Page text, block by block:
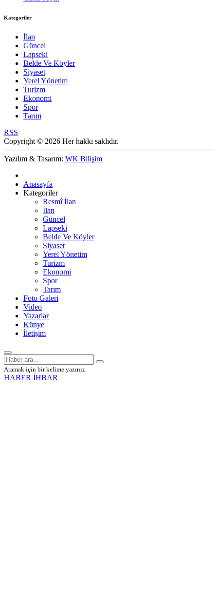
Kategoriler
İlan
Güncel
Lapseki
Belde Ve Köyler
Siyaset
Yerel Yönetim
Turizm
Ekonomi
Spor
Tarım
RSS
Copyright © 2026 Her hakkı saklıdır.
Yazılım & Tasarım: WK Bilişim
Anasayfa
Kategoriler
Resmî İlan
İlan
Güncel
Lapseki
Belde Ve Köyler
Siyaset
Yerel Yönetim
Turizm
Ekonomi
Spor
Tarım
Foto Galeri
Video
Yazarlar
Künye
İletişim
Aramak için bir kelime yazınız.
HABER İHBAR